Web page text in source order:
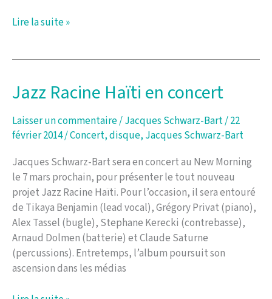
Le
Jacques
Schwarz-
Bart
en
tournée
en
France
cet
automne
Lire la suite »
Jazz Racine Haïti en concert
Laisser un commentaire/Jacques Schwarz-Bart/22
février 2014/Concert,disque, Jacques Schwarz-Bart
Jacques Schwarz-Bart sera en concert au New Morning
le 7 mars prochain, pour présenter le tout nouveau
projet Jazz Racine Haïti. Pour l’occasion, il sera entouré
de Tikaya Benjamin (lead vocal), Grégory Privat (piano),
Alex Tassel (bugle), Stephane Kerecki (contrebasse),
Arnaud Dolmen (batterie) et Claude Saturne
(percussions). Entretemps, l’album poursuit son
ascension dans les médias